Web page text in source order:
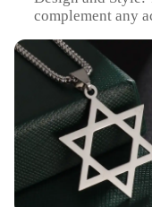
complement any
physical activity
Performance and
comfortable, and
Parts and
to mix and match
Applicable
both fashion
Features: